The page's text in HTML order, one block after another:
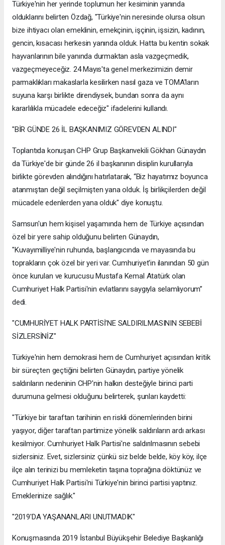
Türkiye'nin her yerinde toplumun her kesiminin yanında
olduklarını belirten Özdağ, "Türkiye'nin neresinde olursa olsun
bize ihtiyacı olan emeklinin, emekçinin, işçinin, işsizin, kadının,
gencin, kısacası herkesin yanında olduk. Hatta bu kentin sokak
hayvanlarının bile yanında durmaktan asla vazgeçmedik,
vazgeçmeyeceğiz. 24 Mayıs'ta genel merkezimizin demir
parmaklıkları makaslarla kesilirken nasıl gaza ve TOMA'ların
suyuna karşı birlikte direndiysek, bundan sonra da aynı
kararlılıkla mücadele edeceğiz" ifadelerini kullandı.
"BİR GÜNDE 26 İL BAŞKANIMIZ GÖREVDEN ALINDI"
Toplantıda konuşan CHP Grup Başkanvekili Gökhan Günaydın
da Türkiye'de bir günde 26 il başkanının disiplin kurullarıyla
birlikte görevden alındığını hatırlatarak, “Biz hayatımız boyunca
atanmıştan değil seçilmişten yana olduk. İş birlikçilerden değil
mücadele edenlerden yana olduk" diye konuştu.
Samsun'un hem kişisel yaşamında hem de Türkiye açısından
özel bir yere sahip olduğunu belirten Günaydın,
"Kuvayımilliye'nin ruhunda, başlangıcında ve mayasında bu
toprakların çok özel bir yeri var. Cumhuriyet'in ilanından 50 gün
önce kurulan ve kurucusu Mustafa Kemal Atatürk olan
Cumhuriyet Halk Partisi'nin evlatlarını saygıyla selamlıyorum”
dedi.
"CUMHURİYET HALK PARTİSİ'NE SALDIRILMASININ SEBEBİ
SİZLERSİNİZ"
Türkiye'nin hem demokrasi hem de Cumhuriyet açısından kritik
bir süreçten geçtiğini belirten Günaydın, partiye yönelik
saldırıların nedeninin CHP'nin halkın desteğiyle birinci parti
durumuna gelmesi olduğunu belirterek, şunları kaydetti:
"Türkiye bir taraftan tarihinin en riskli dönemlerinden birini
yaşıyor, diğer taraftan partimize yönelik saldırıların ardı arkası
kesilmiyor. Cumhuriyet Halk Partisi'ne saldırılmasının sebebi
sizlersiniz. Evet, sizlersiniz çünkü siz belde belde, köy köy, ilçe
ilçe alın terinizi bu memleketin taşına toprağına döktünüz ve
Cumhuriyet Halk Partisi'ni Türkiye'nin birinci partisi yaptınız.
Emeklerinize sağlık."
"2019'DA YAŞANANLARI UNUTMADIK"
Konuşmasında 2019 İstanbul Büyükşehir Belediye Başkanlığı